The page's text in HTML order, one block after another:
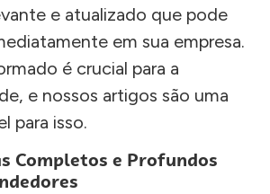
e atualizado que pode
em sua empresa.
é crucial para a
e nossos artigos são uma
para isso.
Completos e Profundos